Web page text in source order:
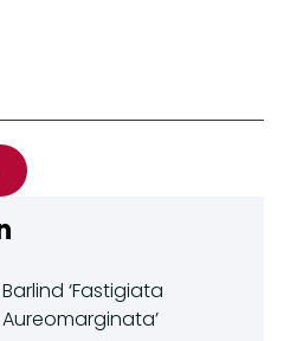
Barlind ‘Fastigiata
Aureomarginata’